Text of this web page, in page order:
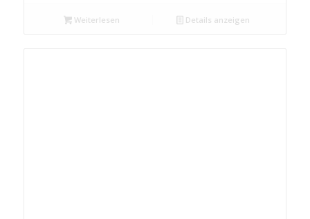
Weiterlesen Details anzeigen